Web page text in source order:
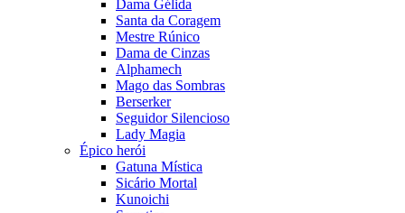
Dama Gélida
Santa da Coragem
Mestre Rúnico
Dama de Cinzas
Alphamech
Mago das Sombras
Berserker
Seguidor Silencioso
Lady Magia
Épico herói
Gatuna Mística
Sicário Mortal
Kunoichi